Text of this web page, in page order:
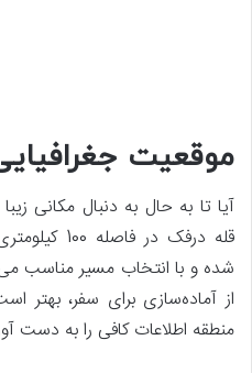
موقعیت
آیا تا به حال به دنبال مکانی
قله درفک
شده و با انتخاب مسیر مناسب
از آماده‌سازی برای سفر، بهتر
منطقه اطلاعات کافی را به دست